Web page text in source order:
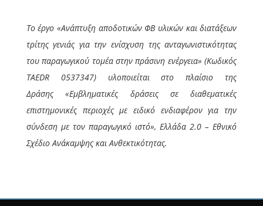
Το έργο«Ανάπτυξη αποδοτικών ΦΒ υλικών και διατάξεων
τρίτης γενιάς για την ενίσχυση της ανταγωνιστικότητας
του παραγωγικού τομέα στην πράσινη ενέργεια» (Κωδικός
TAEDR 0537347)
υλοποιείται στο πλαίσιο της
Δράσης
«Εμβληματικές δράσεις σε διαθεματικές
επιστημονικές περιοχές με ειδικό ενδιαφέρον για την
σύνδεση με τον παραγωγικό ιστό», Ελλάδα 2.0 – Εθνικό
Σχέδιο Ανάκαμψης και Ανθεκτικότητας.